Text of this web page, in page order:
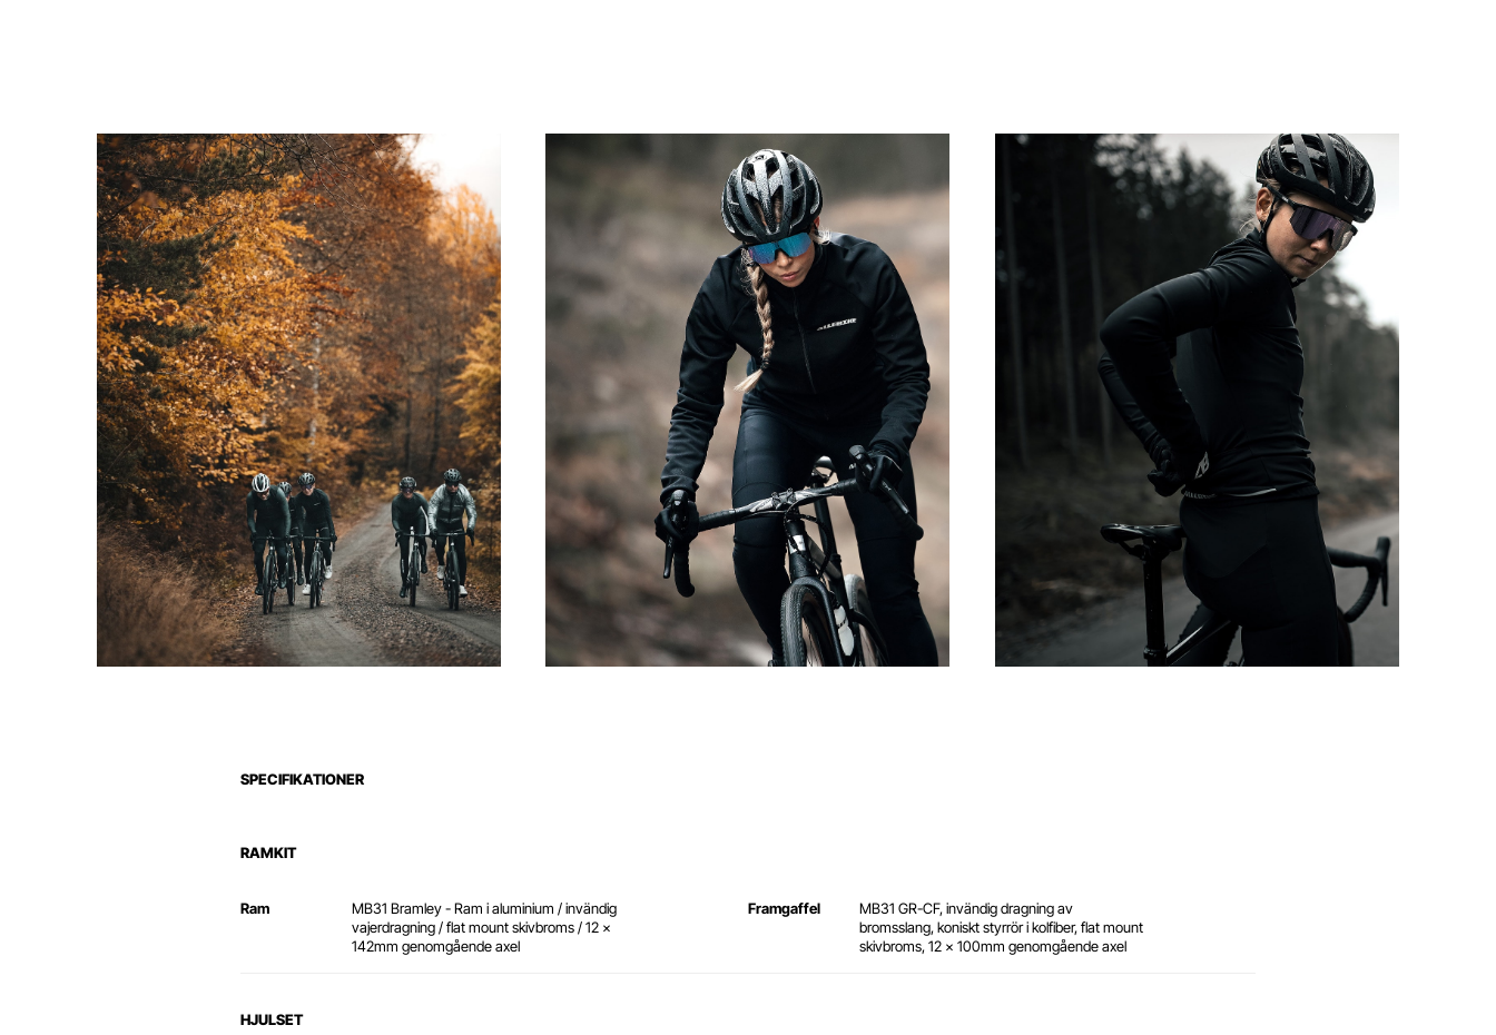
Låt inget
stoppa dig!
Upplev
cykelglädjen
Snabb och
tålig
SPECIFIKATIONER
RAMKIT
Ram
MB31 Bramley - Ram i aluminium / invändig
vajerdragning / flat mount skivbroms / 12 x
142mm genomgående axel
Framgaffel
MB31 GR-CF, invändig dragning av
bromsslang, koniskt styrrör i kolfiber, flat mount
skivbroms, 12 x 100mm genomgående axel
HJULSET